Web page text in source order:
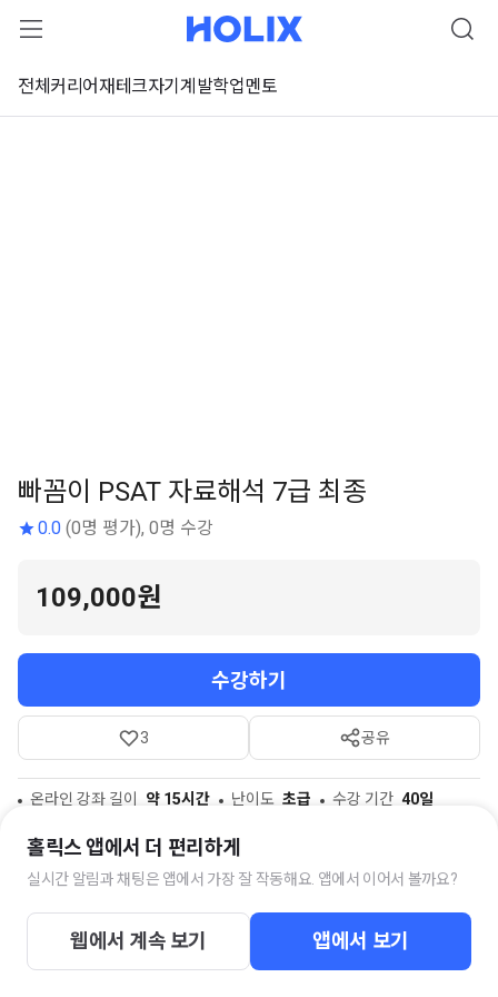
전체 커리어재테크자기계발학업멘토
좌 미리보기
빠꼼이 PSAT 자료해석 7급 최종
0.0 (0명 평가), 0명 수강
109,000원
수강하기
3 공유
온라인 강좌 길이 약 15시간 난이도 초급 수강 기간 40일
<PSAT 자료해석> 질문답변방
홀릭스 앱에서 더 편리하게
실시간 알림과 채팅은 앱에서 가장 잘 작동해요. 앱에서 이어서 볼까요?
웹에서 계속 보기 앱에서 보기